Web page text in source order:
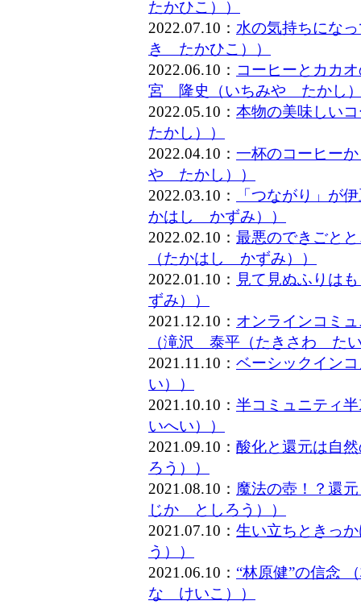
たかひこ））
2022.07.10： 水の気持ちにな
き たかひこ））
2022.06.10： コーヒーとカカ
宮 隆史（いちみや たかし
2022.05.10： 本物の美味しい
たかし））
2022.04.10： 一杯のコーヒー
や たかし））
2022.03.10：
「つながり」が
かはし かずみ））
2022.02.10： 最悪のできごと
（たかはし かずみ））
2022.01.10： 見て見ぬふりは
ずみ））
2021.12.10： オンラインコミ
（滝沢 泰平（たきさわ た
2021.11.10： ベーシックイン
い））
2021.10.10： 半コミュニティ
いへい））
2021.09.10： 酸化と還元は自
ろう））
2021.08.10： 魔法の壺！？還
じか としろう））
2021.07.10： 生い立ちときっ
う））
2021.06.10： “林原健”の信念
な けいこ））